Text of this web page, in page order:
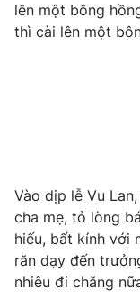
cấp ngày 29/12/2023
Tổng Biên tập:Vũ
Phó Tổng Biên tập:
Nguyễn Trọng Ninh
Tổng đài VTV:
lên một bông
thì cài lên một
Vào dịp lễ Vu
cha mẹ, tỏ lòng
hiếu, bất kính với
răn dạy đến
nhiêu đi chăng